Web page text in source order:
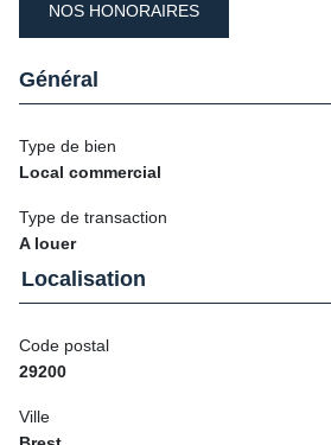
NOS HONORAIRES
Général
Type de bien
Local commercial
Type de transaction
A louer
Localisation
Code postal
29200
Ville